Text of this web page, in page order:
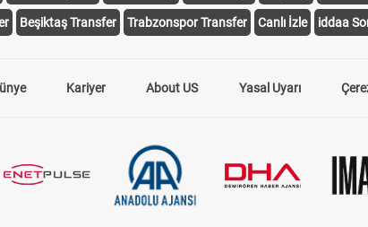
Beşiktaş Transfer Trabzonspor Transfer Canlı İzle iddaa
Kariyer About US Yasal Uyarı